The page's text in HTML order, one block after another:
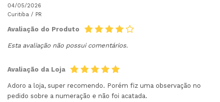
04/05/2026
Curitiba / PR
Avaliação do Produto
Esta avaliação não possui comentários.
Avaliação da Loja
Adoro a loja, super recomendo. Porém fiz uma observação no
pedido sobre a numeração e não foi acatada.